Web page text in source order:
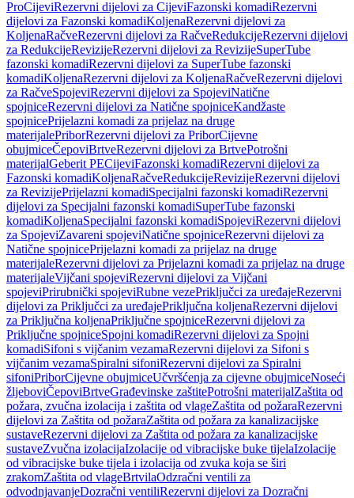
ProCijeviRezervni dijelovi za CijeviFazonski komadiRezervni
dijelovi za Fazonski komadiKoljenaRezervni dijelovi za
KoljenaRačveRezervni dijelovi za RačveRedukcijeRezervni dijelovi
za RedukcijeRevizijeRezervni dijelovi za RevizijeSuperTube
fazonski komadiRezervni dijelovi za SuperTube fazonski
komadiKoljenaRezervni dijelovi za KoljenaRačveRezervni dijelovi
za RačveSpojeviRezervni dijelovi za SpojeviNatične
spojniceRezervni dijelovi za Natične spojniceKandžaste
spojnicePrijelazni komadi za prijelaz na druge
materijalePriborRezervni dijelovi za PriborCijevne
obujmiceČepoviBrtveRezervni dijelovi za BrtvePotrošni
materijalGeberit PECijeviFazonski komadiRezervni dijelovi za
Fazonski komadiKoljenaRačveRedukcijeRevizijeRezervni dijelovi
za RevizijePrijelazni komadiSpecijalni fazonski komadiRezervni
dijelovi za Specijalni fazonski komadiSuperTube fazonski
komadiKoljenaSpecijalni fazonski komadiSpojeviRezervni dijelovi
za SpojeviZavareni spojeviNatične spojniceRezervni dijelovi za
Natične spojnicePrijelazni komadi za prijelaz na druge
materijaleRezervni dijelovi za Prijelazni komadi za prijelaz na druge
materijaleVijčani spojeviRezervni dijelovi za Vijčani
spojeviPrirubnički spojeviRubne vezePriključci za uređajeRezervni
dijelovi za Priključci za uređajePriključna koljenaRezervni dijelovi
za Priključna koljenaPriključne spojniceRezervni dijelovi za
Priključne spojniceSpojni komadiRezervni dijelovi za Spojni
komadiSifoni s vijčanim vezamaRezervni dijelovi za Sifoni s
vijčanim vezamaSpiralni sifoniRezervni dijelovi za Spiralni
sifoniPriborCijevne obujmiceUčvršćenja za cijevne obujmiceNoseći
žljeboviČepoviBrtveGrađevinske zaštitePotrošni materijalZaštita od
požara, zvučna izolacija i zaštita od vlageZaštita od požaraRezervni
dijelovi za Zaštita od požaraZaštita od požara za kanalizacijske
sustaveRezervni dijelovi za Zaštita od požara za kanalizacijske
sustaveZvučna izolacijaIzolacije od vibracijske buke tijelaIzolacije
od vibracijske buke tijela i izolacija od zvuka koja se širi
zrakomZaštita od vlageBrtvilaOdzračni ventili za
odvodnjavanjeDozračni ventiliRezervni dijelovi za Dozračni